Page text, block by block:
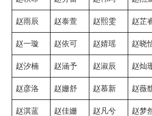
赵雨辰 赵泰萱 赵熙雯 赵芷
赵一璇 赵依可 赵婧瑶 赵晓
赵汐楠 赵涵予 赵淑辰 赵灿
赵彦洛 赵姗舒 赵慕新 赵薇
赵淇蓝 赵佳姗 赵凡兮 赵梦